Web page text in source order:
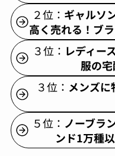
２位： ギャルソ
高く売れる！ブ
３位： レディー
服の宅
３位： メンズに
５位： ノーブラ
ンド1万種